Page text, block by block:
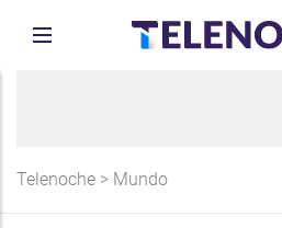
Telenoche > Mundo